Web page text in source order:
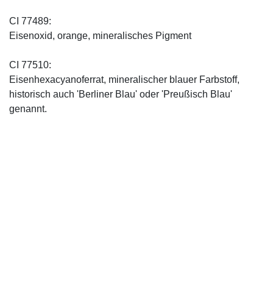
CI 77489:
Eisenoxid, orange, mineralisches Pigment
CI 77510:
Eisenhexacyanoferrat, mineralischer blauer Farbstoff,
historisch auch 'Berliner Blau' oder 'Preußisch Blau'
genannt.